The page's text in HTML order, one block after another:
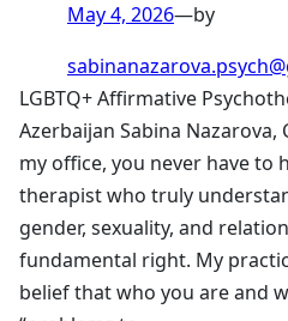
May 4, 2026—by
LGBTQ+ Affirmative
Azerbaijan Sabina Nazarova,
my office, you never have to
therapist who truly
gender, sexuality, and
fundamental right. My
belief that who you are and